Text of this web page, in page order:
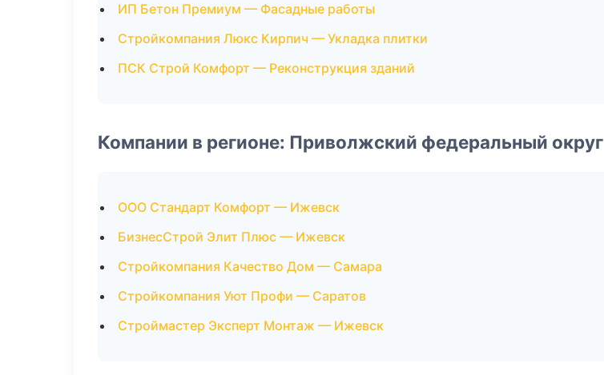
ИП Бетон Премиум — Фасадные работы
Стройкомпания Люкс Кирпич — Укладка плитки
ПСК Строй Комфорт — Реконструкция зданий
Компании в регионе: Приволжский федеральный округ
ООО Стандарт Комфорт — Ижевск
БизнесСтрой Элит Плюс — Ижевск
Стройкомпания Качество Дом — Самара
Стройкомпания Уют Профи — Саратов
Строймастер Эксперт Монтаж — Ижевск